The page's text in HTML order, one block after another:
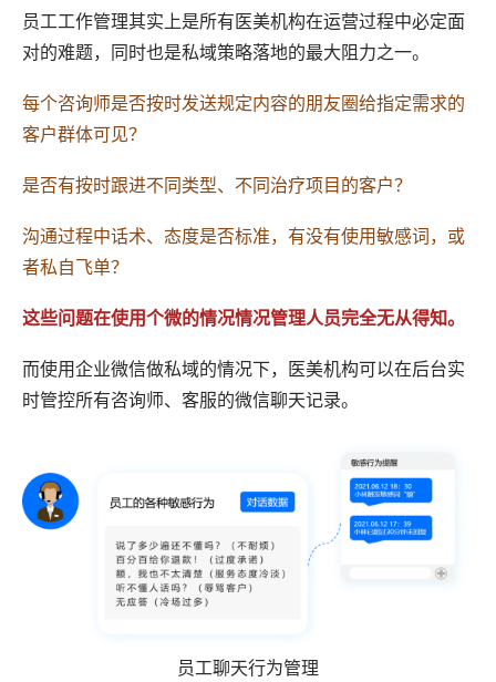
员工工作管理其实上是所有医美机构在运营过程中必定面
对的难题，同时也是私域策略落地的最大阻力之一。
每个咨询师是否按时发送规定内容的朋友圈给指定需求的
客户群体可见？
是否有按时跟进不同类型、不同治疗项目的客户？
沟通过程中话术、态度是否标准，有没有使用敏感词，或
者私自飞单？
这些问题在使用个微的情况情况管理人员完全无从得知。
而使用企业微信做私域的情况下，医美机构可以在后台实
时管控所有咨询师、客服的微信聊天记录。
员工聊天行为管理